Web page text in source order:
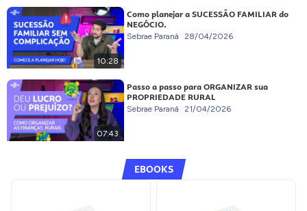
10:28
Como planejar a SUCESSÃO FAMILIAR do
NEGÓCIO.
Sebrae Paraná 28/04/2026
07:43
Passo a passo para ORGANIZAR sua
PROPRIEDADE RURAL
Sebrae Paraná 21/04/2026
EBOOKS